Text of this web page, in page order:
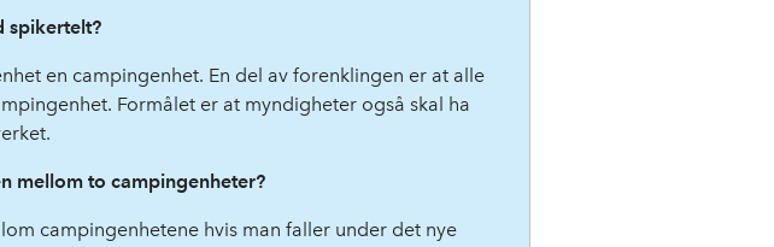
spikertelt?
en campingenhet. En del av forenklingen er at alle
Formålet er at myndigheter også skal ha
mellom to campingenheter?
campingenhetene hvis man faller under det nye